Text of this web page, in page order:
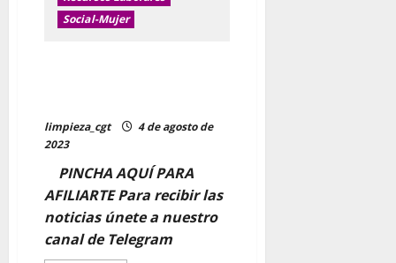
actualizada
RD
Social-Mujer
limpieza_cgt
4 de agosto de
2023
PINCHA AQUÍ PARA
AFILIARTE Para recibir las
noticias únete a nuestro
canal de Telegram